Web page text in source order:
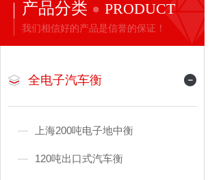
产品分类 PRODUCT
我们相信好的产品是信誉的保证！
全电子汽车衡
上海200吨电子地中衡
120吨出口式汽车衡